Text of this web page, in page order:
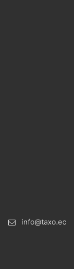
info@taxo.ec